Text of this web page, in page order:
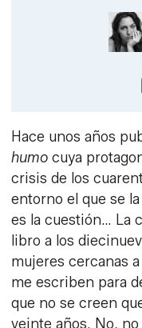
Hace unos años
humocuya
crisis de los
entorno el que se
es la cuestión… La
libro a los
mujeres cercanas
me escriben para
que no se creen
veinte años. No,